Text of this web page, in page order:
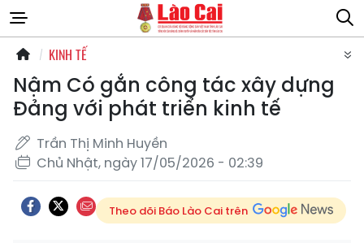
KINH TẾ
Nậm Có gắn công tác xây dựng
Đảng với phát triển kinh tế
Trần Thị Minh Huyền
Chủ Nhật, ngày 17/05/2026 - 02:39
Theo dõi Báo Lào Cai trên